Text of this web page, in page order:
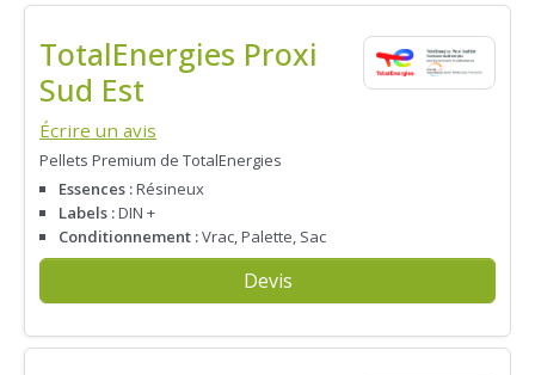
TotalEnergies Proxi
Sud Est
Écrire un avis
Pellets Premium de TotalEnergies
Essences :Résineux
Labels :DIN +
Conditionnement :Vrac, Palette, Sac
Devis